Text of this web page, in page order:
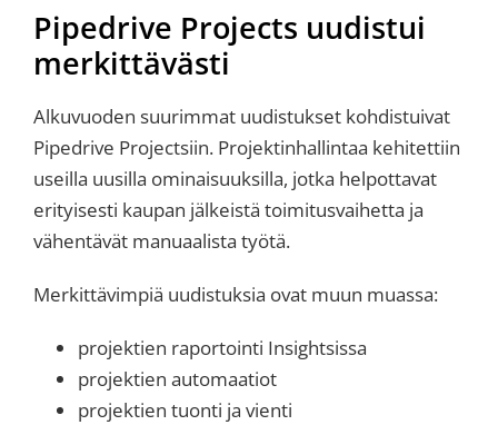
Pipedrive Projects uudistui
merkittävästi
Alkuvuoden suurimmat uudistukset kohdistuivat
Pipedrive Projectsiin. Projektinhallintaa kehitettiin
useilla uusilla ominaisuuksilla, jotka helpottavat
erityisesti kaupan jälkeistä toimitusvaihetta ja
vähentävät manuaalista työtä.
Merkittävimpiä uudistuksia ovat muun muassa:
projektien raportointi Insightsissa
projektien automaatiot
projektien tuonti ja vienti